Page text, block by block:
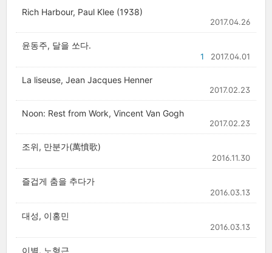
Rich Harbour, Paul Klee (1938)
2017.04.26
윤동주, 달을 쏘다.
2017.04.01
1
La liseuse, Jean Jacques Henner
2017.02.23
Noon: Rest from Work, Vincent Van Gogh
2017.02.23
조위, 만분가(萬憤歌)
2016.11.30
즐겁게 춤을 추다가
2016.03.13
대성, 이홍민
2016.03.13
이별, 노형근